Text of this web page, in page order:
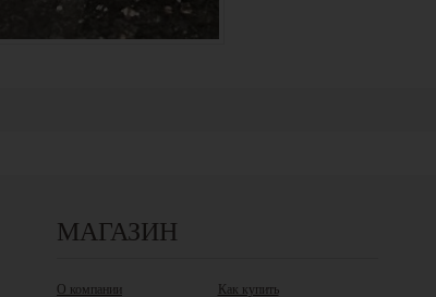
МАГАЗИН
О компании Как купить